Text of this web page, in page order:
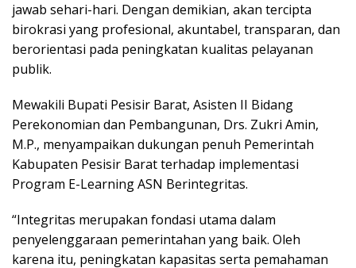
jawab sehari-hari. Dengan demikian, akan tercipta
birokrasi yang profesional, akuntabel, transparan, dan
berorientasi pada peningkatan kualitas pelayanan
publik.
Mewakili Bupati Pesisir Barat, Asisten II Bidang
Perekonomian dan Pembangunan, Drs. Zukri Amin,
M.P., menyampaikan dukungan penuh Pemerintah
Kabupaten Pesisir Barat terhadap implementasi
Program E-Learning ASN Berintegritas.
“Integritas merupakan fondasi utama dalam
penyelenggaraan pemerintahan yang baik. Oleh
karena itu, peningkatan kapasitas serta pemahaman